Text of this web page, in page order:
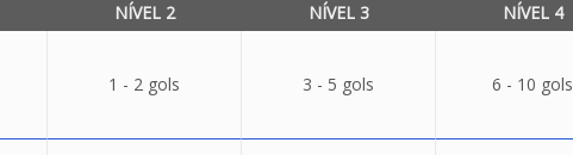
NÍVEL 2 NÍVEL 3 NÍVEL 4
1 - 2 gols 3 - 5 gols 6 - 10 gols